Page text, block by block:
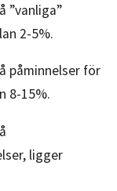
”vanliga”
2-5%.
påminnelser för
8-15%.
ligger